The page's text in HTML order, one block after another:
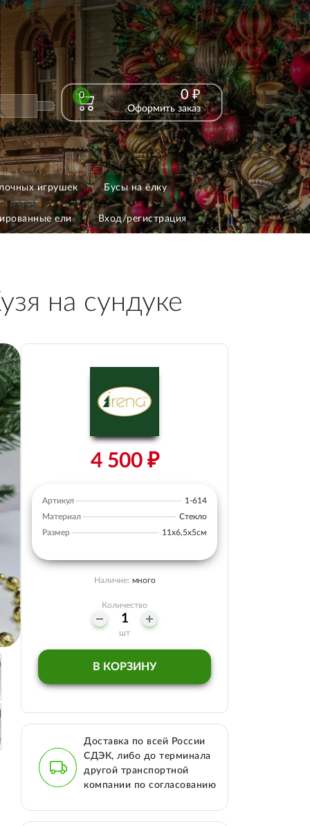
0 0 ₽
Оформить заказ
игрушек Бусы на ёлку
ели Вход/регистрация
на сундуке
4 500 ₽
Артикул
1-614
Материал
Стекло
Размер
11х6,5х5см
Наличие: много
Количество
шт
В КОРЗИНУ
Доставка по всей России
СДЭК, либо до терминала
другой транспортной
компании по согласованию